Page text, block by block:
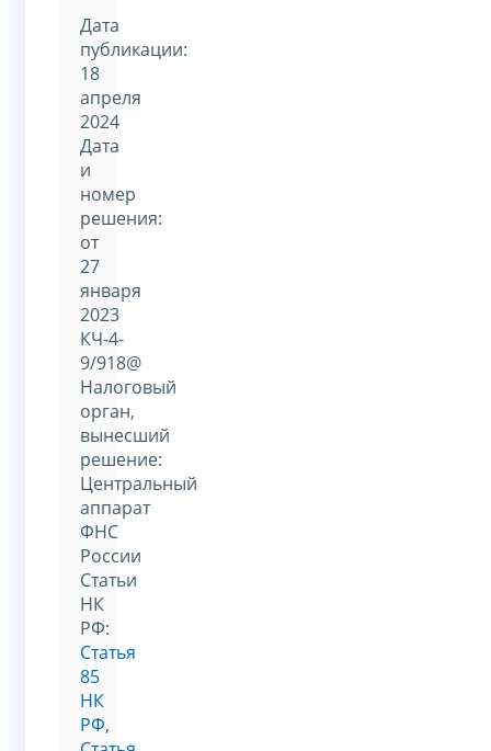
Дата
публикации:
18
апреля
2024
Дата
и
номер
решения:
от
27
января
2023
КЧ-4-
9/918@
Налоговый
орган,
вынесший
решение:
Центральный
аппарат
ФНС
России
Статьи
НК
РФ:
Статья
85
НК
РФ,